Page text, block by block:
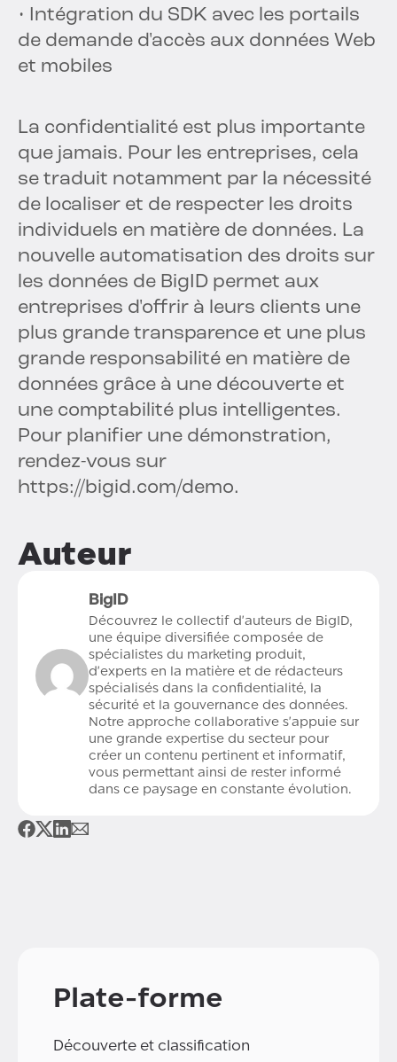
• Intégration du SDK avec les portails
de demande d'accès aux données Web
et mobiles
La confidentialité est plus importante
que jamais. Pour les entreprises, cela
se traduit notamment par la nécessité
de localiser et de respecter les droits
individuels en matière de données. La
nouvelle automatisation des droits sur
les données de BigID permet aux
entreprises d'offrir à leurs clients une
plus grande transparence et une plus
grande responsabilité en matière de
données grâce à une découverte et
une comptabilité plus intelligentes.
Pour planifier une démonstration,
rendez-vous sur
https://bigid.com/demo.
Auteur
BigID
Découvrez le collectif d'auteurs de BigID,
une équipe diversifiée composée de
spécialistes du marketing produit,
d'experts en la matière et de rédacteurs
spécialisés dans la confidentialité, la
sécurité et la gouvernance des données.
Notre approche collaborative s'appuie sur
une grande expertise du secteur pour
créer un contenu pertinent et informatif,
vous permettant ainsi de rester informé
dans ce paysage en constante évolution.
Plate-forme
Découverte et classification